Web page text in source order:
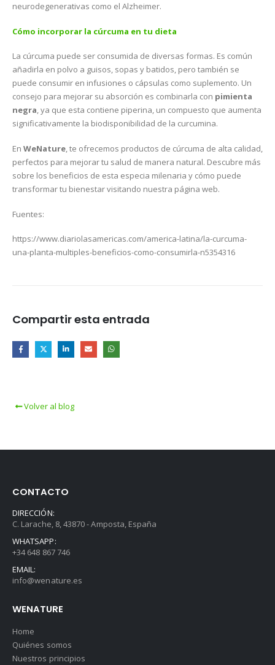
neurodegenerativas como el Alzheimer.
Cómo incorporar la cúrcuma en tu dieta
La cúrcuma puede ser consumida de diversas formas. Es común
añadirla en polvo a guisos, sopas y batidos, pero también se
puede consumir en infusiones o cápsulas como suplemento. Un
consejo para mejorar su absorción es combinarla con pimienta
negra, ya que esta contiene piperina, un compuesto que aumenta
significativamente la biodisponibilidad de la curcumina.
En WeNature, te ofrecemos productos de cúrcuma de alta calidad,
perfectos para mejorar tu salud de manera natural. Descubre más
sobre los beneficios de esta especia milenaria y cómo puede
transformar tu bienestar visitando nuestra página web.
Fuentes:
https://www.diariolasamericas.com/america-latina/la-curcuma-
una-planta-multiples-beneficios-como-consumirla-n5354316
Compartir esta entrada
Volver al blog
CONTACTO
DIRECCIÓN:
C. Larache, 8, 43870 - Amposta, España
WHATSAPP:
+34 648 867 746
EMAIL:
info@wenature.es
WENATURE
Home
Quiénes somos
Nuestros principios